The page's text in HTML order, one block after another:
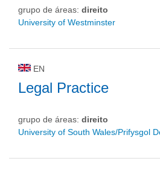
grupo de áreas: direito
University of Westminster
EN
Legal Practice
grupo de áreas: direito
University of South Wales/Prifysgol